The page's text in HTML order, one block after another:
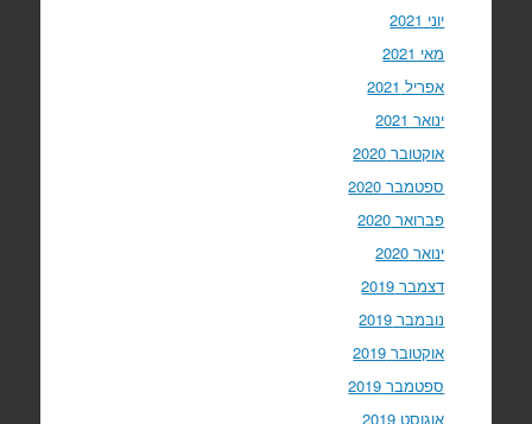
יוני 2021
מאי 2021
אפריל 2021
ינואר 2021
אוקטובר 2020
ספטמבר 2020
פברואר 2020
ינואר 2020
דצמבר 2019
נובמבר 2019
אוקטובר 2019
ספטמבר 2019
אוגוסט 2019